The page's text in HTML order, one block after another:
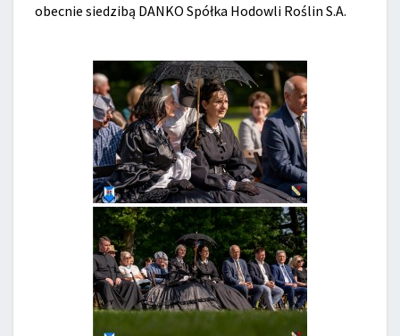
obecnie siedzibą DANKO Spółka Hodowli Roślin S.A.